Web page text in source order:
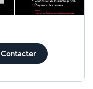
Contacter